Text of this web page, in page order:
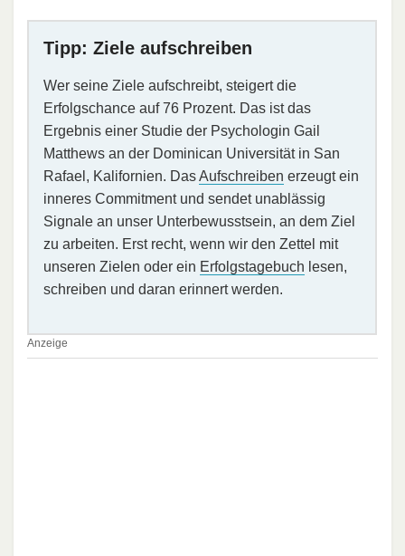
Tipp: Ziele aufschreiben
Wer seine Ziele aufschreibt, steigert die
Erfolgschance auf 76 Prozent. Das ist das
Ergebnis einer Studie der Psychologin Gail
Matthews an der Dominican Universität in San
Rafael, Kalifornien. DasAufschreiben erzeugt ein
inneres Commitment und sendet unablässig
Signale an unser Unterbewusstsein, an dem Ziel
zu arbeiten. Erst recht, wenn wir den Zettel mit
unseren Zielen oder ein Erfolgstagebuch lesen,
schreiben und daran erinnert werden.
Anzeige